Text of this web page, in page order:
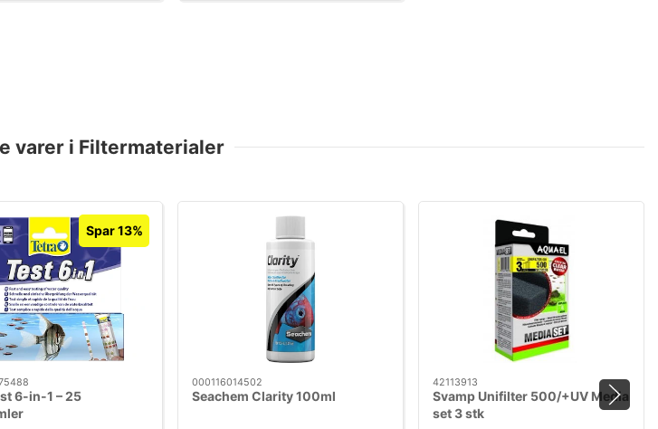
varer i Filtermaterialer
Spar 13%
6-in-1 – 25
000116014502
Seachem Clarity 100ml
42113913
Svamp Unifilter 500/+UV Media
set 3 stk